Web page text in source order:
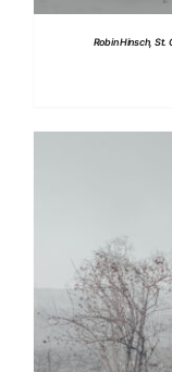
Robin Hinsch, St.